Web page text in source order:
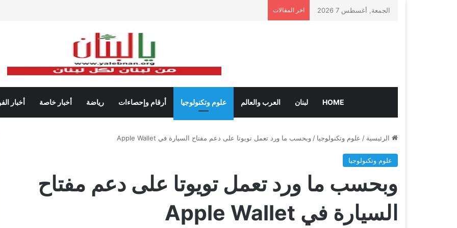
الجمعة, أغسطس 7 2026 اخر المقالات
HOME لبنان العرب والعالم علوم وتكنولوجيا أرقام وإحصاءات رياضة أخبار خاصة أخبار
الرئيسية / علوم وتكنولوجيا / وبحسب ما ورد تعمل تويوتا على دعم مفتاح السيارة في Apple Wallet
علوم وتكنولوجيا
وبحسب ما ورد تعمل تويوتا على دعم مفتاح
السيارة في Apple Wallet